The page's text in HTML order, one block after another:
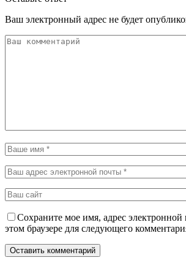
Ваш электронный адрес не будет
Сохраните мое имя, адрес электронной
этом браузере для следующего